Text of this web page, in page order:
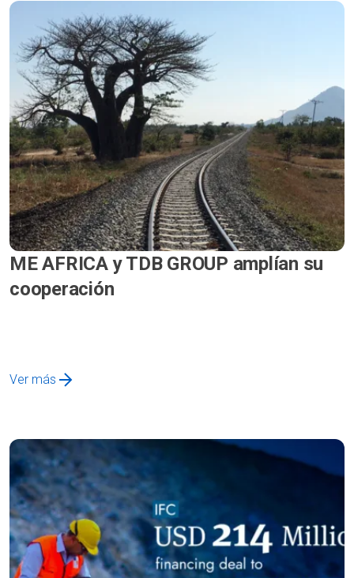
ME AFRICA y TDB GROUP amplían su
cooperación
Ver más